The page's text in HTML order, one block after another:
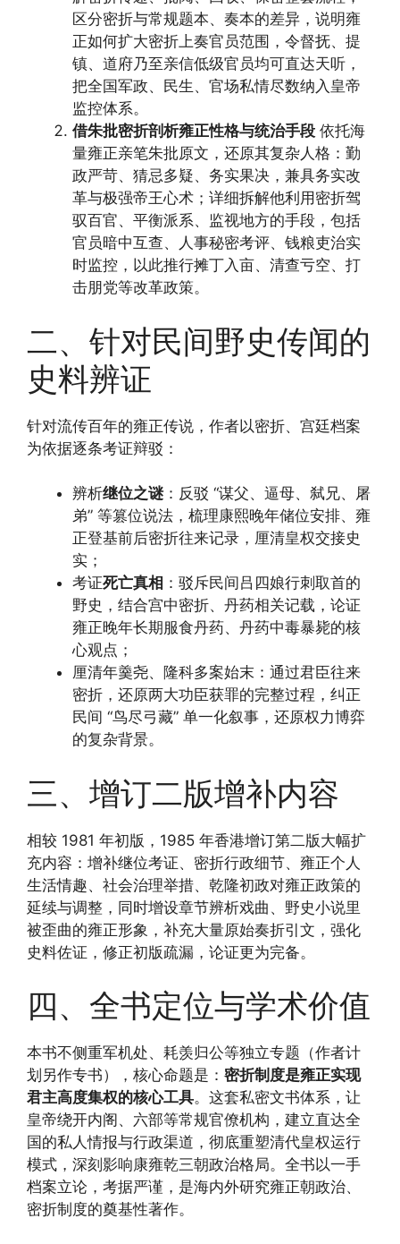
区分密折与常规题本、奏本的差异，说明雍
正如何扩大密折上奏官员范围，令督抚、提
镇、道府乃至亲信低级官员均可直达天听，
把全国军政、民生、官场私情尽数纳入皇帝
监控体系。
借朱批密折剖析雍正性格与统治手段 依托海
量雍正亲笔朱批原文，还原其复杂人格：勤
政严苛、猜忌多疑、务实果决，兼具务实改
革与极强帝王心术；详细拆解他利用密折驾
驭百官、平衡派系、监视地方的手段，包括
官员暗中互查、人事秘密考评、钱粮吏治实
时监控，以此推行摊丁入亩、清查亏空、打
击朋党等改革政策。
二、针对民间野史传闻的
史料辨证
针对流传百年的雍正传说，作者以密折、宫廷档案
为依据逐条考证辩驳：
辨析继位之谜 ：反驳 “谋父、逼母、弑兄、屠
弟” 等篡位说法，梳理康熙晚年储位安排、雍
正登基前后密折往来记录，厘清皇权交接史
实；
考证死亡真相 ：驳斥民间吕四娘行刺取首的
野史，结合宫中密折、丹药相关记载，论证
雍正晚年长期服食丹药、丹药中毒暴毙的核
心观点；
厘清年羹尧、隆科多案始末：通过君臣往来
密折，还原两大功臣获罪的完整过程，纠正
民间 “鸟尽弓藏” 单一化叙事，还原权力博弈
的复杂背景。
三、增订二版增补内容
相较 1981 年初版，1985 年香港增订第二版大幅扩
充内容：增补继位考证、密折行政细节、雍正个人
生活情趣、社会治理举措、乾隆初政对雍正政策的
延续与调整，同时增设章节辨析戏曲、野史小说里
被歪曲的雍正形象，补充大量原始奏折引文，强化
史料佐证，修正初版疏漏，论证更为完备。
四、全书定位与学术价值
本书不侧重军机处、耗羡归公等独立专题（作者计
划另作专书），核心命题是： 密折制度是雍正实现
君主高度集权的核心工具。这套私密文书体系，让
皇帝绕开内阁、六部等常规官僚机构，建立直达全
国的私人情报与行政渠道，彻底重塑清代皇权运行
模式，深刻影响康雍乾三朝政治格局。全书以一手
档案立论，考据严谨，是海内外研究雍正朝政治、
密折制度的奠基性著作。